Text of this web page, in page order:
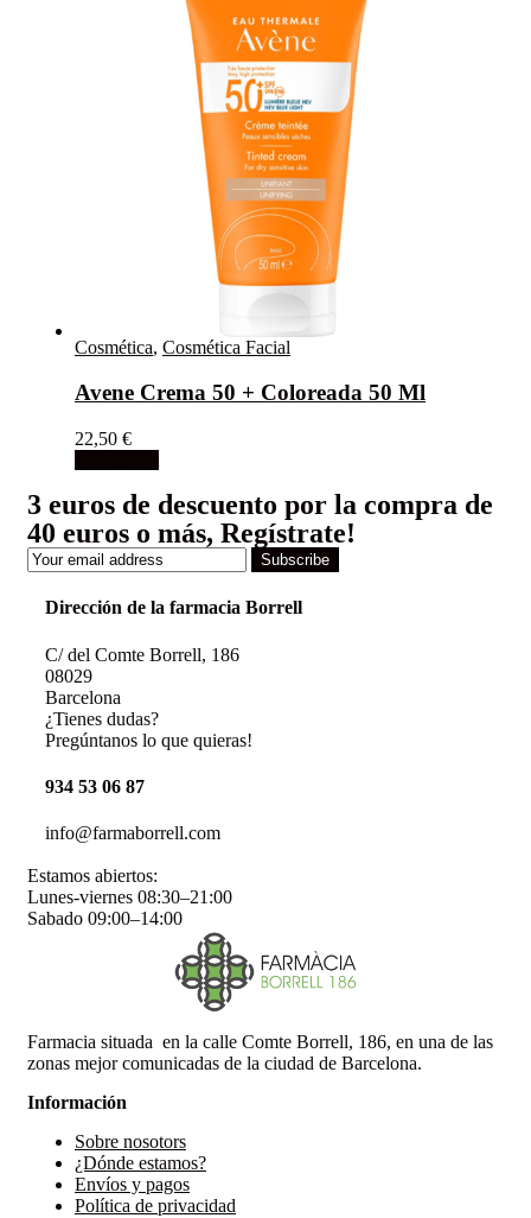
Cosmética, Cosmética Facial
Avene Crema 50 + Coloreada 50 Ml
22,50 €
3 euros de descuento por la compra de
40 euros o más, Regístrate!
Subscribe
Dirección de la farmacia Borrell
C/ del Comte Borrell, 186
08029
Barcelona
¿Tienes dudas?
Pregúntanos lo que quieras!
934 53 06 87
info@farmaborrell.com
Estamos abiertos:
Lunes-viernes 08:30–21:00
Sabado 09:00–14:00
Farmacia situada en la calle Comte Borrell, 186, en una de las
zonas mejor comunicadas de la ciudad de Barcelona.
Información
Sobre nosotors
¿Dónde estamos?
Envíos y pagos
Política de privacidad